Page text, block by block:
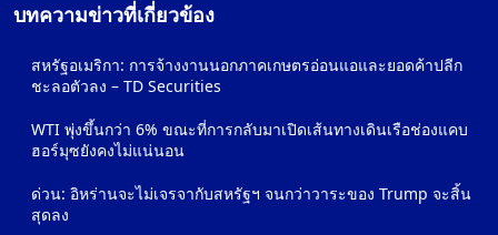
บทความข่าวที่เกี่ยวข้อง
สหรัฐอเมริกา: การจ้างงานนอกภาคเกษตรอ่อนแอและยอดค้าปลีก
ชะลอตัวลง – TD Securities
WTI พุ่งขึ้นกว่า 6% ขณะที่การกลับมาเปิดเส้นทางเดินเรือช่องแคบ
ฮอร์มุซยังคงไม่แน่นอน
ด่วน: อิหร่านจะไม่เจรจากับสหรัฐฯ จนกว่าวาระของ Trump จะสิ้น
สุดลง